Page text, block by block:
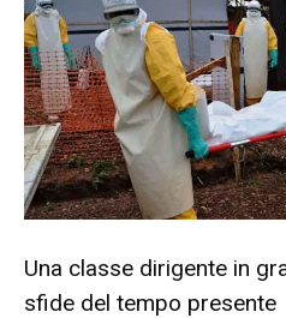
Una classe dirigente in
sfide del tempo presente